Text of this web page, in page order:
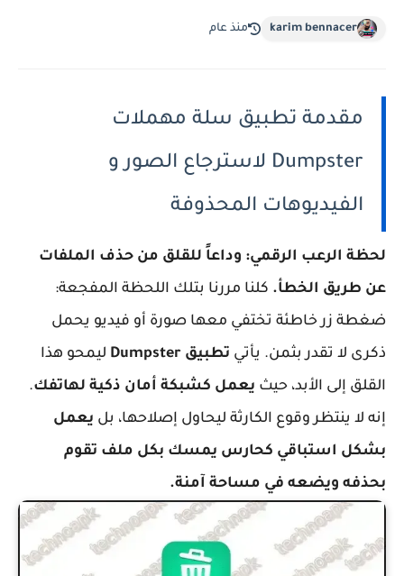
karim bennacer منذ عام
مقدمة تطبيق سلة مهملات
Dumpster لاسترجاع الصور و
الفيديوهات المحذوفة
لحظة الرعب الرقمي: وداعاً للقلق من حذف الملفات
عن طريق الخطأ. كلنا مررنا بتلك اللحظة المفجعة:
ضغطة زر خاطئة تختفي معها صورة أو فيديو يحمل
ذكرى لا تقدر بثمن. يأتي تطبيق Dumpster
ليمحو هذا
القلق إلى الأبد، حيث يعمل كشبكة أمان ذكية لهاتفك.
إنه لا ينتظر وقوع الكارثة ليحاول إصلاحها، بل يعمل
بشكل استباقي كحارس يمسك بكل ملف تقوم
بحذفه ويضعه في مساحة آمنة.